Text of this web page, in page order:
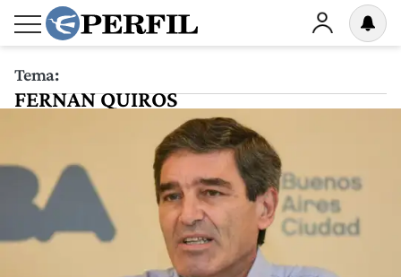
Tema:
FERNAN QUIROS